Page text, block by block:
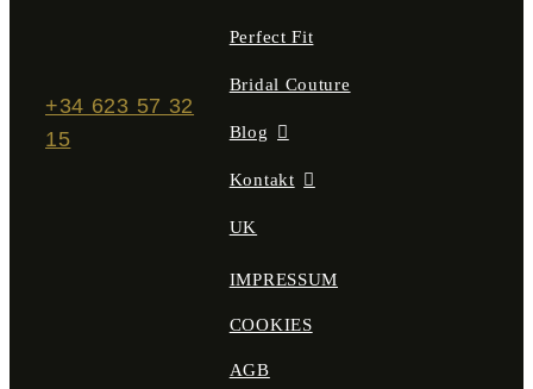
+34 623 57 32
15
Perfect Fit
Bridal Couture
Blog
Kontakt
UK
IMPRESSUM
COOKIES
AGB